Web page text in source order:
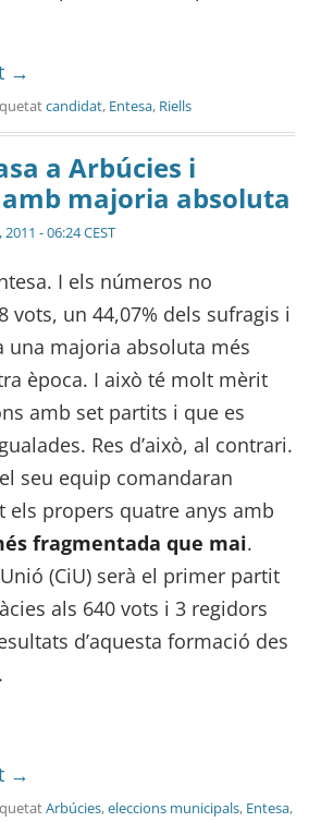
→
candidat, Entesa, Riells
a Arbúcies i
majoria absoluta
- 06:24 CEST
I els números no
vots, un 44,07% dels sufragis i
una majoria absoluta més
època. I això té molt mèrit
amb set partits i que es
Res d’això, al contrari.
seu equip comandaran
els propers quatre anys amb
fragmentada que mai.
(CiU) serà el primer partit
als 640 vots i 3 regidors
d’aquesta formació des
→
Arbúcies,eleccions municipals, Entesa,